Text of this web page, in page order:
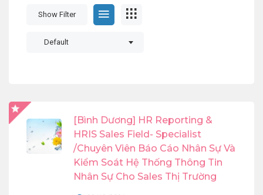
Show Filter
Default
[Bình Dương] HR Reporting &
HRIS Sales Field- Specialist
/Chuyên Viên Báo Cáo Nhân Sự Và
Kiểm Soát Hệ Thống Thông Tin
Nhân Sự Cho Sales Thị Trường